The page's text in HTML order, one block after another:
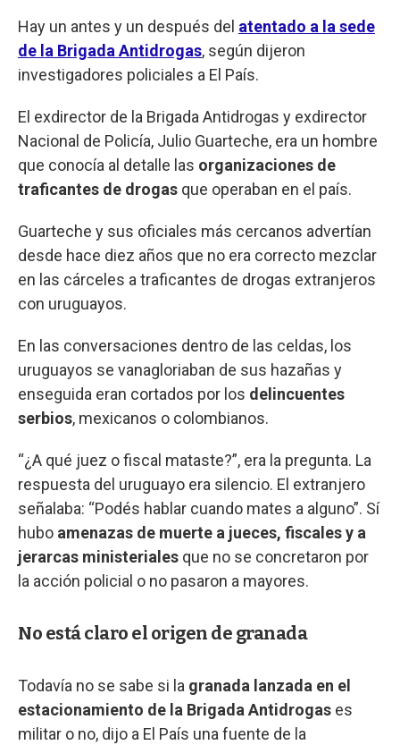
Hay un antes y un después del atentado a la sede
de la Brigada Antidrogas, según dijeron
investigadores policiales a El País.
El exdirector de la Brigada Antidrogas y exdirector
Nacional de Policía, Julio Guarteche, era un hombre
que conocía al detalle las organizaciones de
traficantes de drogas que operaban en el país.
Guarteche y sus oficiales más cercanos advertían
desde hace diez años que no era correcto mezclar
en las cárceles a traficantes de drogas extranjeros
con uruguayos.
En las conversaciones dentro de las celdas, los
uruguayos se vanagloriaban de sus hazañas y
enseguida eran cortados por los delincuentes
serbios, mexicanos o colombianos.
“¿A qué juez o fiscal mataste?”, era la pregunta. La
respuesta del uruguayo era silencio. El extranjero
señalaba: “Podés hablar cuando mates a alguno”. Sí
hubo amenazas de muerte a jueces, fiscales y a
jerarcas ministeriales que no se concretaron por
la acción policial o no pasaron a mayores.
No está claro el origen de granada
Todavía no se sabe si la granada lanzada en el
estacionamiento de la Brigada Antidrogas es
militar o no, dijo a El País una fuente de la